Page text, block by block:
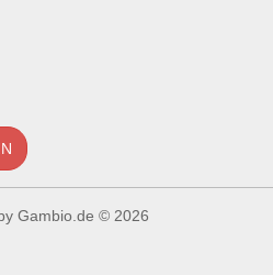
Gambio.de © 2026